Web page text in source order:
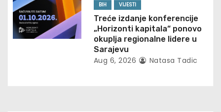
BIH VIJESTI
Treće izdanje konferencije
„Horizonti kapitala“ ponovo
okuplja regionalne lidere u
Sarajevu
Aug 6, 2026 Natasa Tadic